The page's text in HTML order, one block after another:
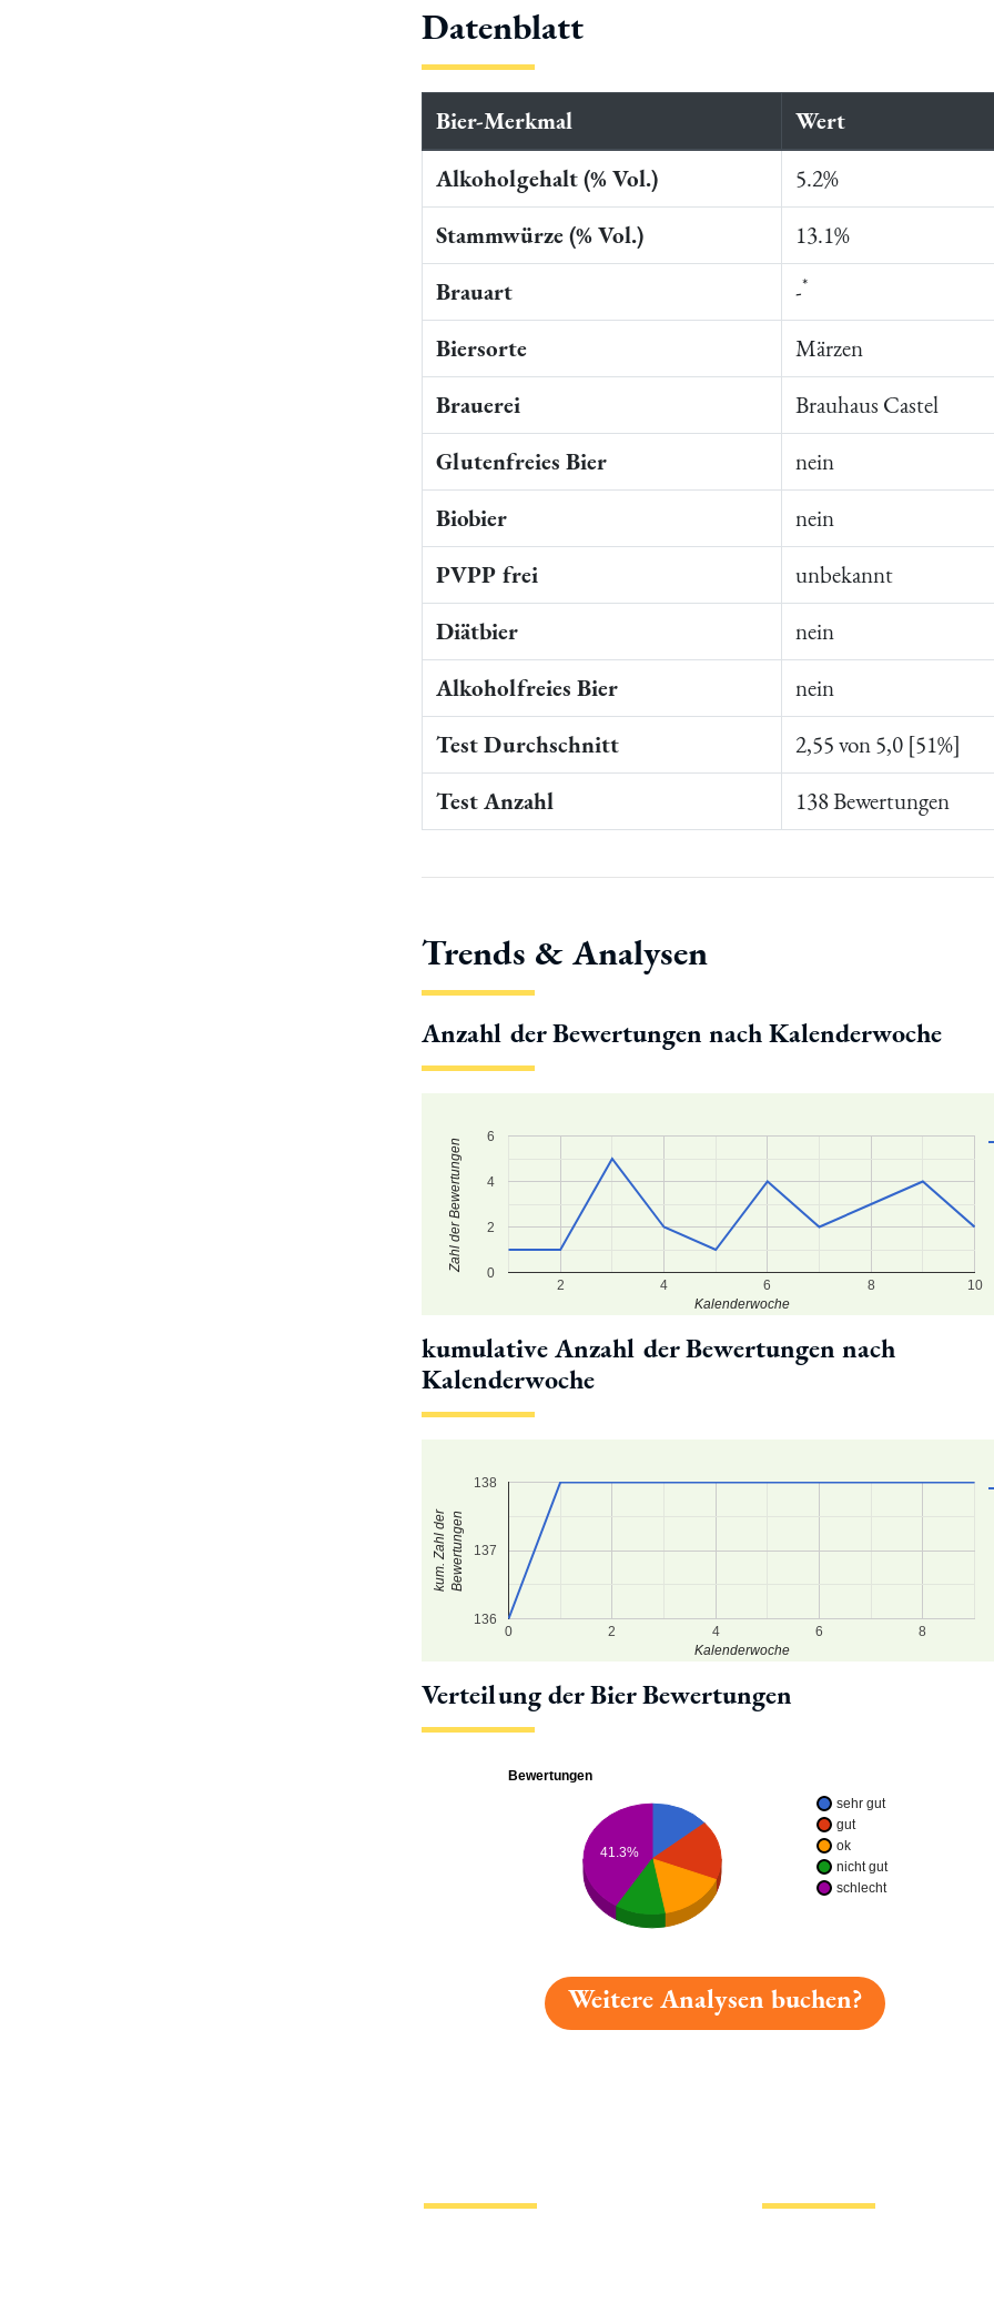
Datenblatt
Bier-Merkmal
Wert
Alkoholgehalt (% Vol.)
5.2%
Stammwürze (% Vol.)
13.1%
Brauart
-*
Biersorte
Märzen
Brauerei
Brauhaus Castel
Glutenfreies Bier
nein
Biobier
nein
PVPP frei
unbekannt
Diätbier
nein
Alkoholfreies Bier
nein
Test Durchschnitt
2,55 von 5,0 [51%]
Test Anzahl
138 Bewertungen
Trends & Analysen
Anzahl der Bewertungen nach Kalenderwoche
2 4 6 8 10
0
2
4
6
Kalenderwoche
Zahl der Bewertungen
kumulative Anzahl der Bewertungen nach
Kalenderwoche
0 2 4 6 8
136
137
138
Kalenderwoche
kum. Zahl derBewertungen
Verteilung der Bier Bewertungen
Bewertungen
sehr gut
gut
ok
nicht gut
schlecht
41.3%
Weitere Analysen buchen?